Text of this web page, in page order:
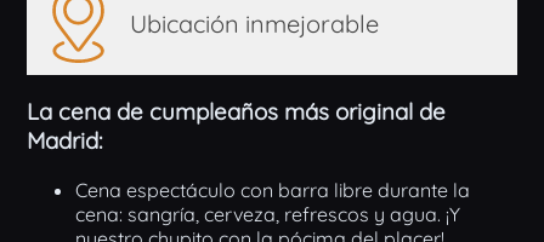
Ubicación inmejorable
La cena de cumpleaños más original de
Madrid:
Cena espectáculo con barra libre durante la
cena: sangría, cerveza, refrescos y agua. ¡Y